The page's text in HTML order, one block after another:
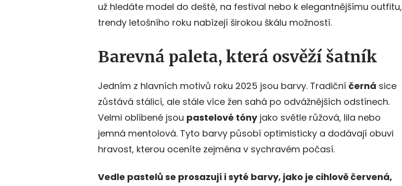
už hledáte model do deště, na festival nebo k elegantnějšímu outfitu,
trendy letošního roku nabízejí širokou škálu možností.
Barevná paleta, která osvěží šatník
Jedním z hlavních motivů roku 2025 jsou barvy. Tradiční černá sice
zůstává stálicí, ale stále více žen sahá po odvážnějších odstínech.
Velmi oblíbené jsou pastelové tónyjako světle růžová, lila nebo
jemná mentolová. Tyto barvy působí optimisticky a dodávají obuvi
hravost, kterou oceníte zejména v sychravém počasí.
Vedle pastelů se prosazují i syté barvy, jako je cihlově červená,